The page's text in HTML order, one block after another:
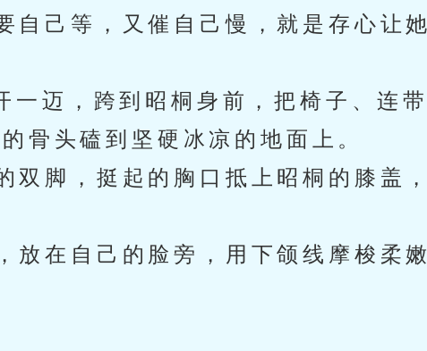
己等，又催自己慢，就是存心让
迈，跨到昭桐身前，把椅子、连
骨头磕到坚硬冰凉的地面上。
脚，挺起的胸口抵上昭桐的膝盖
在自己的脸旁，用下颌线摩梭柔